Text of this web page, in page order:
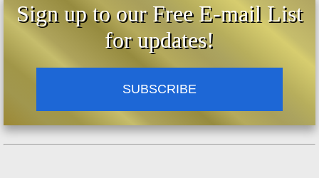
Sign up to our Free E-mail List
for updates!
SUBSCRIBE